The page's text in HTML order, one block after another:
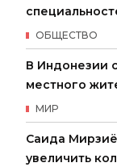
ОБЩЕСТВО
В Индонезии
местного
МИР
Саида
увеличить